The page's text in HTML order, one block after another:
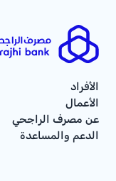
الأفراد
الأعمال
عن مصرف الراجحي
الدعم والمساعدة